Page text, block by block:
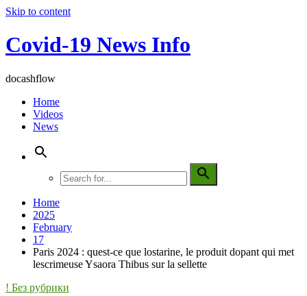
Skip to content
Covid-19 News Info
docashflow
Home
Videos
News
Home
2025
February
17
Paris 2024 : quest-ce que lostarine, le produit dopant qui met
lescrimeuse Ysaora Thibus sur la sellette
! Без рубрики